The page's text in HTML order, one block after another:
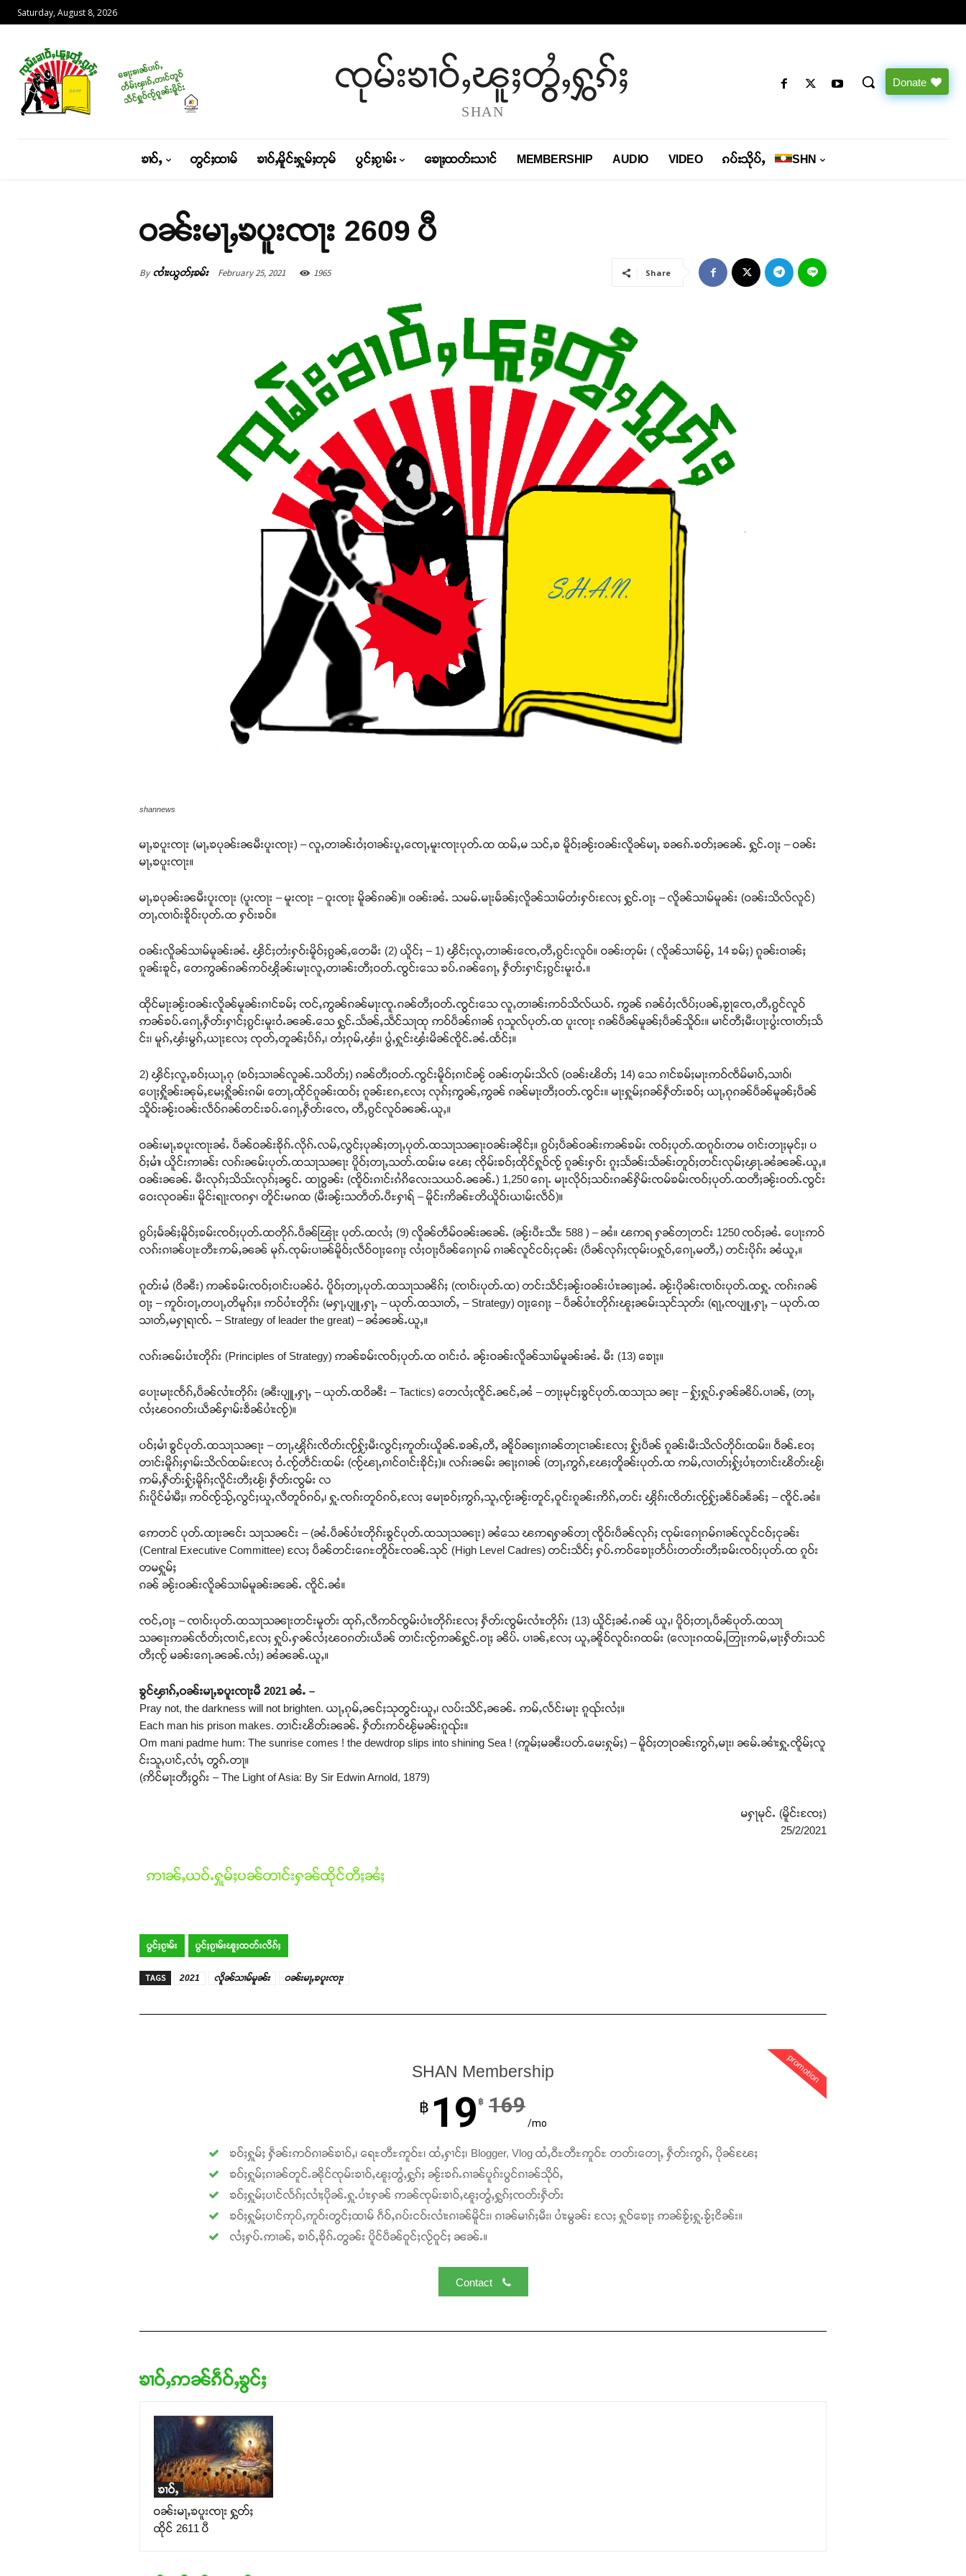
Saturday, August 8, 2026
ၸုမ်းၶၢဝ်ႇၽူႈတွႆႇႁွၵ်ႈ
SHAN
Donate
ၶၢဝ်ႇ တွင်ႈထၢမ် ၶၢဝ်ႇမိူင်းႁူမ်ႈတုမ် ပွင်ႈၵႂၢမ်း ၶေႃႈထတ်းသၢင် MEMBERSHIP AUDIO VIDEO ၵပ်းသိုပ်ႇ SHN
ဝၼ်းမႃႇၶပူးၸႃး 2609 ပီ
By ၸၢႆးယွတ်ႈၶမ်း February 25, 2021 1965 Share
shannews
မႃႇၶပူးၸႃး (မႃႇၶပုၼ်းၼမီးပူးၸႃး) – လူႇတၢၼ်းဝႆႈဝၢၼ်းပူႇၸေႃႇမူးၸႃးပုတ်ႉထ ထမ်ႇမ သင်ႇၶ မိူဝ်ႈၼႂ်းဝၼ်းလိူၼ်မႃႇ ၶၼၵ်ႉၶတ်ႈၼၼ်ႉ ႁွင်ႉဝႃႈ – ဝၼ်း
မႃႇၶပူးၸႃး။
မႃႇၶပုၼ်းၼမီးပူးၸႃး (ပူးၸႃး – မူးၸႃး – ဝူးၸႃး မိူၼ်ၵၼ်)။ ဝၼ်းၼႆႉ သမမ်ႉမႃးမႅၼ်ႈလိူၼ်သၢမ်တႆးႁဝ်းလႄႈ ႁွင်ႉဝႃႈ – လိူၼ်သၢမ်မူၼ်း (ဝၼ်းသိလ်လူင်)
တႃႇၸၢဝ်းၶိူဝ်းပုတ်ႉထ ႁဝ်းၶဝ်။
ဝၼ်းလိူၼ်သၢမ်မူၼ်းၼႆႉ ၾိင်ႈတႆးႁဝ်းမိူဝ်ႈၵွၼ်ႇတေမီး (2) ယိူင်ႈ – 1) ၾိင်ႈလူႇတၢၼ်းၸေႇတီႇၵွင်းလူဝ်။ ဝၼ်းတုမ်း ( လိူၼ်သၢမ်မႂ်ႇ 14 ၶမ်ႈ) ၵူၼ်းဝၢၼ်ႈ
ၵူၼ်းၶူင်ႇ တေဢွၼ်ၵၼ်ဢဝ်ၾိုၼ်းမႃးလူႇတၢၼ်းတီႈဝတ်ႉၸွင်းသေ ၶပ်ႉၵၼ်ၵေႃႇ ႁဵတ်းႁၢင်ႈၵွင်းမူးဝႆႉ။
ထိုင်မႃးၼႂ်းဝၼ်းလိူၼ်မူၼ်းၵၢင်ၶမ်ႈ ၸင်ႇဢွၼ်ၵၼ်မႃးၸူႉၵၼ်တီႈဝတ်ႉၸွင်းသေ လူႇတၢၼ်းဢဝ်သိလ်ယဝ်ႉ ဢွၼ် ၵၼ်ဝႆႈလဵပ်ႈပၼ်ႇၶႂႃၸေႇတီႇၵွင်လူဝ်
ဢၼ်ၶပ်ႉၵေႃႇႁဵတ်းႁၢင်ႈၵွင်းမူးဝႆႉၼၼ်ႉသေ ႁွင်ႉသႅၼ်ႇသဵင်သႃထု ဢဝ်ပဵၼ်ၵၢၼ် ၵုသူလ်ပုတ်ႉထ ပူးၸႃး ၵၼ်ပဵၼ်မူၼ်ႈပဵၼ်သိူဝ်း။ မၢင်တီႈမီးပႃးပွႆးၸၢတ်ႈသႅ
င်း၊ မူၵ်ႇၾႆးမွၵ်ႇယႃႈလႄႈ ၸုတ်ႇတူၼ်ႈပႅၵ်ႇ၊ တႆႈၵုမ်ႇၾႆး၊ ပွႆႇႁူင်းၾႆးမိၼ်ၸိူင်ႉၼႆႉထႅင်ႈ။
2) ၾိင်ႈလူႇၶဝ်ႈယႃႇၵု (ၶဝ်ႈသၢၼ်လူၼ်ႉသပိတ်ႈ) ၵၼ်တီႈဝတ်ႉၸွင်းမိူဝ်ႈၵၢင်ၼႂ် ဝၼ်းတုမ်းသိလ် (ဝၼ်းၽိတ်ႈ 14) သေ ၵၢင်ၶမ်ႈမႃးဢဝ်ၸဵမ်မၢဝ်ႇသၢဝ်၊
ပေႃႈႁိူၼ်းၼုမ်ႇမႄႈႁိူၼ်းၵမ်၊ တေႃႇထိုင်ၵူၼ်းထဝ်ႈ ၵူၼ်းၵႄႇလႄႈ လုၵ်ႈဢွၼ်ႇဢွၼ် ၵၼ်မႃးတီႈဝတ်ႉၸွင်း။ မႃးႁူမ်ႈၵၼ်ႁဵတ်းၶဝ်ႈ ယႃႇၵုၵၼ်ပဵၼ်မူၼ်ႈပဵၼ်
သိူဝ်းၼႂ်းဝၼ်းလဵဝ်ၵၼ်တင်းၶပ်ႉၵေႃႇႁဵတ်းၸေႇ တီႇၵွင်လူဝ်ၼၼ်ႉယူႇ။
ဝၼ်းမႃႇၶပူးၸႃးၼႆႉ ပဵၼ်ဝၼ်းၶိုၵ်ႉလိုၵ်ႉလမ်ႇလွင်ႈပုၼ်ႈတႃႇပုတ်ႉထသႃသၼႃးဝၼ်းၼိုင်ႈ။ ၵွပ်ႈပဵၼ်ဝၼ်းဢၼ်ၶမ်း ၸဝ်ႈပုတ်ႉထၵူဝ်းတမ ဝၢင်းတႃႈမုင်ႈ၊ ပ
ဝ်ႈမၢႆ၊ ယိူင်းဢၢၼ်း လၵ်းၼမ်းပုတ်ႉထသႃသၼႃး ပိူဝ်ႈတႃႇသတ်ႉထမ်းမ ၽေႈ ၸိုမ်းၶဝ်ႈထိုင်ႁူဝ်ၸႂ် ၵူၼ်းႁဝ်း ၵူႈသႅၼ်းသႅၼ်းတူဝ်ႈတင်းလုမ်ႈၾႃႉၼႆၼၼ်ႉယူႇ။
ဝၼ်းၼၼ်ႉ မီးလုၵ်ႈသိသ်းလုၵ်ႈၼွင်ႉ ထႃဝွၼ်း (ၸိူဝ်းၵၢင်းၵႆၵိလေးသယဝ်ႉၼၼ်ႉ) 1,250 ၵေႃႉ မႃးလိုဝ်ႈသဝ်းၵၼ်ႁိမ်းၸမ်ၶမ်းၸဝ်ႈပုတ်ႉထတီႈၼႂ်းဝတ်ႉၸွင်း
ဝေးလုဝၼ်း၊ မိူင်းရႃးၸၵႁ၊ တိူင်းမၵထ (မီးၼႂ်းသတဵတ်ႉပီႊႁၢရ် – မိူင်းဢိၼ်ႊတိယိူဝ်းယၢမ်းလဵဝ်)။
ၵွပ်ႈမႅၼ်ႈမိူဝ်ႈၶမ်းၸဝ်ႈပုတ်ႉထတိုၵ်ႉပဵၼ်ၽြႃး ပုတ်ႉထလႆႈ (9) လိူၼ်တဵမ်ဝၼ်းၼၼ်ႉ (ၼႂ်းပီႊသီႊ 588 ) – ၼႆ။ ၽဢရ ႁၼ်တႃတင်း 1250 ၸဝ်ႈၼႆႉ ပေႃးဢဝ်
လၵ်းၵၢၼ်ပႃႊတီႊဢမ်ႇၼၼ် မုၵ်ႉၸုမ်းပၢၼ်မိူဝ်ႈလဵဝ်ဝႃႈၵေႃႈ လႆႈဝႃႈပဵၼ်ၵေႃၵမ် ၵၢၼ်လူင်ငဝ်ႈငုၼ်း (ပဵၼ်လုၵ်ႈၸုမ်းပႁူဝ်ႇၵေႃႇမတီႇ) တင်းပိုၵ်း ၼႆယူႇ။
ၵူတ်းမႆ (ဝိၼီး) ဢၼ်ၶမ်းၸဝ်ႈဝၢင်းပၼ်ဝႆႉ ပိူဝ်ႈတႃႇပုတ်ႉထသႃသၼိၵ်ႈ (ၸၢဝ်းပုတ်ႉထ) တင်းသဵင်ႈၼႂ်းဝၼ်းပၢႆးၼႃႈၼႆႉ ၼႂ်းပိုၼ်းၸၢဝ်းပုတ်ႉထႁူႉ ၸၵ်းၵၼ်
ဝႃႈ – ဢူဝ်းဝႃႇတပႃႇတိမူၵ်ႈ။ ဢဝ်ပၢႆးတိုၵ်း (မႁႃႇပျူႇႁႃႇ – ယုတ်ႉထသၢတ်ႇ – Strategy) ဝႃႈၵေႃႈ – ပဵၼ်ပၢႆးတိုၵ်းၽူႈၼမ်းသုင်သုတ်း (ရႃႇၸပျူႇႁႃႇ – ယုတ်ႉထ
သၢတ်ႇမႁႃရၢၸ်ႉ – Strategy of leader the great) – ၼႆၼၼ်ႉယူႇ။
လၵ်းၼမ်းပၢႆးတိုၵ်း (Principles of Strategy) ဢၼ်ၶမ်းၸဝ်ႈပုတ်ႉထ ဝၢင်းဝႆႉ ၼႂ်းဝၼ်းလိူၼ်သၢမ်မူၼ်းၼႆႉ မီး (13) ၶေႃႈ။
ပေႃးမႃးၸႅၵ်ႇပဵၼ်လၢႆးတိုၵ်း (ၼီးပျူႇႁႃႇ – ယုတ်ႉထဝိၼီး – Tactics) တေလႆႈၸိူင်ႉၼင်ႇၼႆ – တႃႈမုင်ႈၶွင်ပုတ်ႉထသႃသ ၼႃး – ႁႂ်ႈႁူပ်ႉႁၼ်ၼိပ်ႉပၢၼ်ႇ (တႃႇ
လႆႈၽဝၵတ်းယဵၼ်ႁၢမ်းၶဵၼ်ပၢႆးၸႂ်)။
ပဝ်ႈမၢႆ ၶွင်ပုတ်ႉထသႃသၼႃး – တႃႇၾိုၵ်းၸိတ်းၸႂ်ႁႂ်ႈမီးလွင်ႈဢူတ်းယိူၼ်ႉၶၼ်ႇတီႇ ၼိူဝ်ၼႃႈၵၢၼ်တႃငၢၼ်းလႄႈ ႁႂ်ႈပဵၼ် ၵူၼ်းမီးသိလ်တိုဝ်းထမ်း၊ ဝဵၼ်ႉဝႄႈ
တၢင်းမိူၵ်ႈႁၢမ်းသိလ်ထမ်းလႄႈ ဝႆႉၸႂ်တဵင်းထမ်း (ၸႂ်ၽႃႇၵၢင်ဝၢင်းၶိုင်ႈ)။ လၵ်းၼမ်း ၼႃႈၵၢၼ် (တႃႇဢွၵ်ႇၽႄႈတိူၼ်းပုတ်ႉထ ဢမ်ႇလၢတ်ႈႁႂ်ႈပၢႆႈတၢင်းၽိတ်းၽႂ်၊
ဢမ်ႇႁဵတ်းႁႂ်ႈမိူၵ်ႈလိူင်းတီႈၽႂ်၊ ႁဵတ်းၸွမ်း လ
ၵ်းပိူင်မၢႆမီႈ၊ ဢဝ်ၸႂ်သႂ်ႇလွင်ႈယူႇလီတူဝ်ၵဝ်ႇ၊ ႁူႉၸၵ်းတူဝ်ၵဝ်ႇလႄႈ မေႃၶဝ်ႈဢွၵ်ႇသူႇၸႂ်းၼႂ်းတူင်ႇဝူင်းၵူၼ်းဢိၵ်ႇတင်း ၾိုၵ်းၸိတ်းၸႂ်ႁႂ်ႈၼဵဝ်ၼႅၼ်ႈ – ၸိူင်ႉၼႆ။
ဢေတင် ပုတ်ႉထႃးၼင်း သႃသၼင်း – (ၼႆႉပဵၼ်ပၢႆးတိုၵ်းၶွင်ပုတ်ႉထသႃသၼႃး) ၼႆသေ ၽဢရႁၼ်တႃ ၸိူဝ်းပဵၼ်လုၵ်ႈ ၸုမ်းၵေႃၵမ်ၵၢၼ်လူင်ငဝ်ႈငုၼ်း
(Central Executive Committee) လႄႈ ပဵၼ်တင်းၵေႊတိူဝ်ႊၸၼ်ႉသုင် (High Level Cadres) တင်းသဵင်ႈ ႁပ်ႉဢဝ်ၶေႃႈတႅပ်းတတ်းတီႈၶမ်းၸဝ်ႈပုတ်ႉထ ၵူဝ်း
တမႁူမ်ႈ
ၵၼ် ၼႂ်းဝၼ်းလိူၼ်သၢမ်မူၼ်းၼၼ်ႉ ၸိူင်ႉၼႆ။
ၸင်ႇဝႃႈ – ၸၢဝ်းပုတ်ႉထသႃသၼႃးတင်းမူတ်း ထုၵ်ႇလီဢဝ်ၸွမ်းပၢႆးတိုၵ်းလႄႈ ႁဵတ်းၸွမ်းလၢႆးတိုၵ်း (13) ယိူင်ႈၼႆႉၵၼ် ယူႇ၊ ပိူဝ်ႈတႃႇပဵၼ်ပုတ်ႉထသႃ
သၼႃးဢၼ်ၸႅတ်ႈၸၢင်ႇလႄႈ ႁူပ်ႉႁၼ်လႆႈၽဝၵတ်းယဵၼ် တၢင်းၸႂ်ဢၼ်ႁွင်ႉဝႃႈ ၼိပ်ႉ ပၢၼ်ႇလႄႈ ယူႇၼိူဝ်လူဝ်းၵထမ်း (လေႃးၵထမ်ႇတြႃးဢမ်ႇမႃးႁဵတ်းသင်
တီႈၸႂ် မၼ်းၵေႃႉၼၼ်ႉလႆႈ) ၼႆၼၼ်ႉယူႇ။
ၶွင်ၾၢၵ်ႇဝၼ်းမႃႇၶပူးၸႃးမီ 2021 ၼႆႉ –
Pray not, the darkness will not brighten. ယႃႇၵုမ်ႇၼင်ႈသုတွင်းယူႇ၊ လပ်းသိင်ႇၼၼ်ႉ ဢမ်ႇလႅင်းမႃး ၵူၺ်းလႆႈ။
Each man his prison makes. တၢင်းၽိတ်းၼၼ်ႉ ႁဵတ်းဢဝ်ၽႂ်မၼ်းၵူၺ်း။
Om mani padme hum: The sunrise comes ! the dewdrop slips into shining Sea ! (ဢူမ်ႈမၼီးပတ်ႉမေးႁုမ်ႈ) – မိူဝ်ႈတႃဝၼ်းဢွၵ်ႇမႃး၊ ၼမ်ႉၼၢႆးႁူႉၸိူမ်ႈလူ
င်းသူႇပၢင်ႇလၢႆႇ တွၵ်ႉတႃ။
(ဢိင်မႃးတီႈဝွၵ်း – The Light of Asia: By Sir Edwin Arnold, 1879)
မႁႃမုင်ႉ (မိူင်းၸႄႈ)
25/2/2021
ဢၢၼ်ႇယဝ်ႉႁူမ်ႈပၼ်တၢင်းႁၼ်ထိုင်တီႈၼႆႈ
ပွင်ႈၵႂၢမ်း ပွင်ႈၵႂၢမ်းၽူႈထတ်းလိၵ်ႈ
TAGS 2021 လိူၼ်သၢမ်မူၼ်း ဝၼ်းမႃႇၶပူးၸႃး
promotion
SHAN Membership
฿ 19 ฿ 169
/mo
ၶဝ်ႈႁူမ်ႈ ႁဵၼ်းဢဝ်ၵၢၼ်ၶၢဝ်ႇ၊ ရေႊတီႊဢူဝ်ႊ၊ ထႆႇႁၢင်ႈ၊ Blogger, Vlog ထႆႇဝီႊတီႊဢူဝ်ႊ တတ်းတေႃႇ ႁဵတ်းဢွၵ်ႇ ပိုၼ်ၽႄႈ
ၶဝ်ႈႁူမ်ႈၵၢၼ်တူင်ႉၼိုင်ၸုမ်းၶၢဝ်ႇၽူႈတွႆႇႁွၵ်ႈ ၼႂ်းၶၵ်ႉၵၢၼ်ပူၵ်းပွင်ၵၢၼ်သိုဝ်ႇ
ၶဝ်ႈႁူမ်ႈပၢင်လႅၵ်ႈလၢႆႈပိုၼ်ႉႁူႉပၢႆးႁၼ် ဢၼ်ၸုမ်းၶၢဝ်ႇၽူႈတွႆႇႁွၵ်ႈၸတ်းႁဵတ်း
ၶဝ်ႈႁူမ်ႈပၢင်ဢုပ်ႇဢူဝ်းတွင်ႈထၢမ် ၵဵဝ်ႇၵပ်းငဝ်းလၢႆးၵၢၼ်မိူင်း၊ ၵၢၼ်မၢၵ်ႈမီး၊ ပၢႆးမွၼ်း လႄႈ ႁူဝ်ၶေႃႈ ဢၼ်ၶႂ်ႈႁူႉၶႂ်ႈငိၼ်း။
လႆႈႁပ်ႉဢၢၼ်ႇ ၶၢဝ်ႇၶိုၵ်ႉတွၼ်း ပိူင်ပဵၼ်ဝူင်ႈလႂ်ဝူင်ႈ ၼၼ်ႉ။
Contact
ၶၢဝ်ႇဢၼ်ၵဵဝ်ႇၶွင်ႈ
ၶၢဝ်ႇ
ဝၼ်းမႃႇၶပူးၸႃး ႁွတ်ႈ
ထိုင် 2611 ပီ